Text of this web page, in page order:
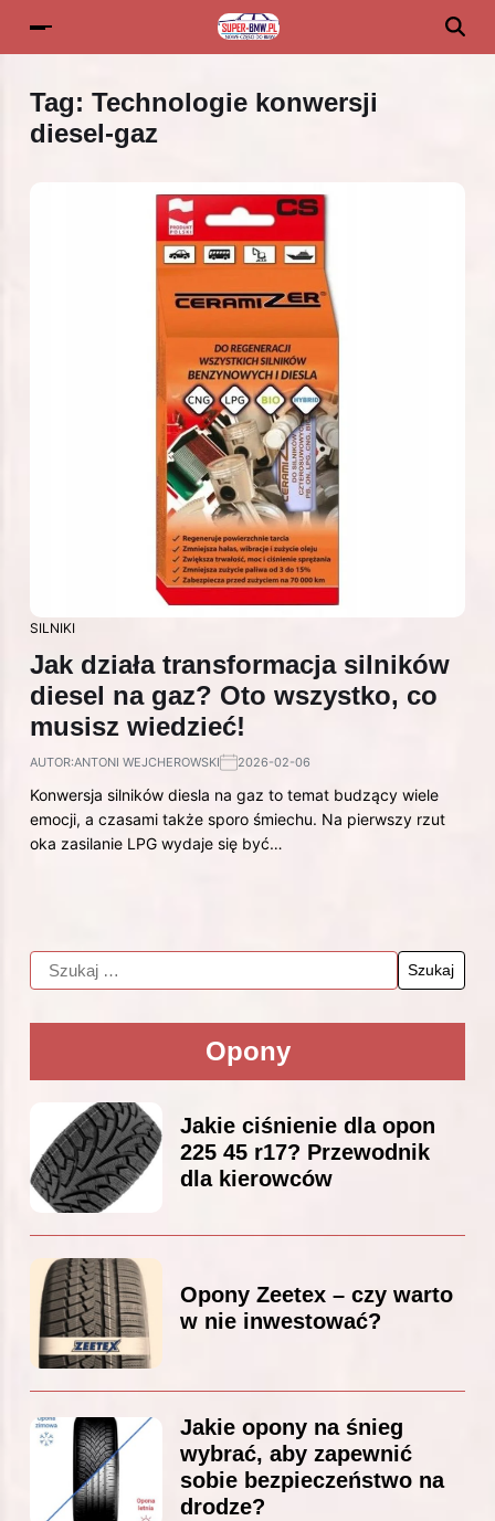
Tag: Technologie konwersji
diesel-gaz
SILNIKI
Jak działa transformacja silników
diesel na gaz? Oto wszystko, co
musisz wiedzieć!
AUTOR:ANTONI WEJCHEROWSKI 2026-02-06
Konwersja silników diesla na gaz to temat budzący wiele
emocji, a czasami także sporo śmiechu. Na pierwszy rzut
oka zasilanie LPG wydaje się być…
Opony
Jakie ciśnienie dla opon
225 45 r17? Przewodnik
dla kierowców
Opony Zeetex – czy warto
w nie inwestować?
Jakie opony na śnieg
wybrać, aby zapewnić
sobie bezpieczeństwo na
drodze?